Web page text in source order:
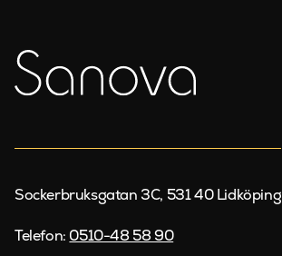
Sockerbruksgatan 3C, 531 40 Lidköping
Telefon: 0510-48 58 90